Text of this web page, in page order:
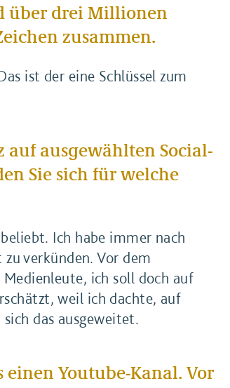
über drei Millionen
zusammen.
ist der eine Schlüssel zum
auf ausgewählten Social-
Sie sich für welche
Ich habe immer nach
verkünden. Vor dem
ich soll doch auf
weil ich dachte, auf
das ausgeweitet.
Youtube-Kanal. Vor